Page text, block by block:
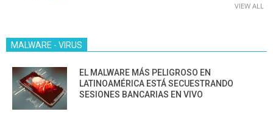
VIEW ALL
MALWARE - VIRUS
EL MALWARE MÁS PELIGROSO EN
LATINOAMÉRICA ESTÁ SECUESTRANDO
SESIONES BANCARIAS EN VIVO